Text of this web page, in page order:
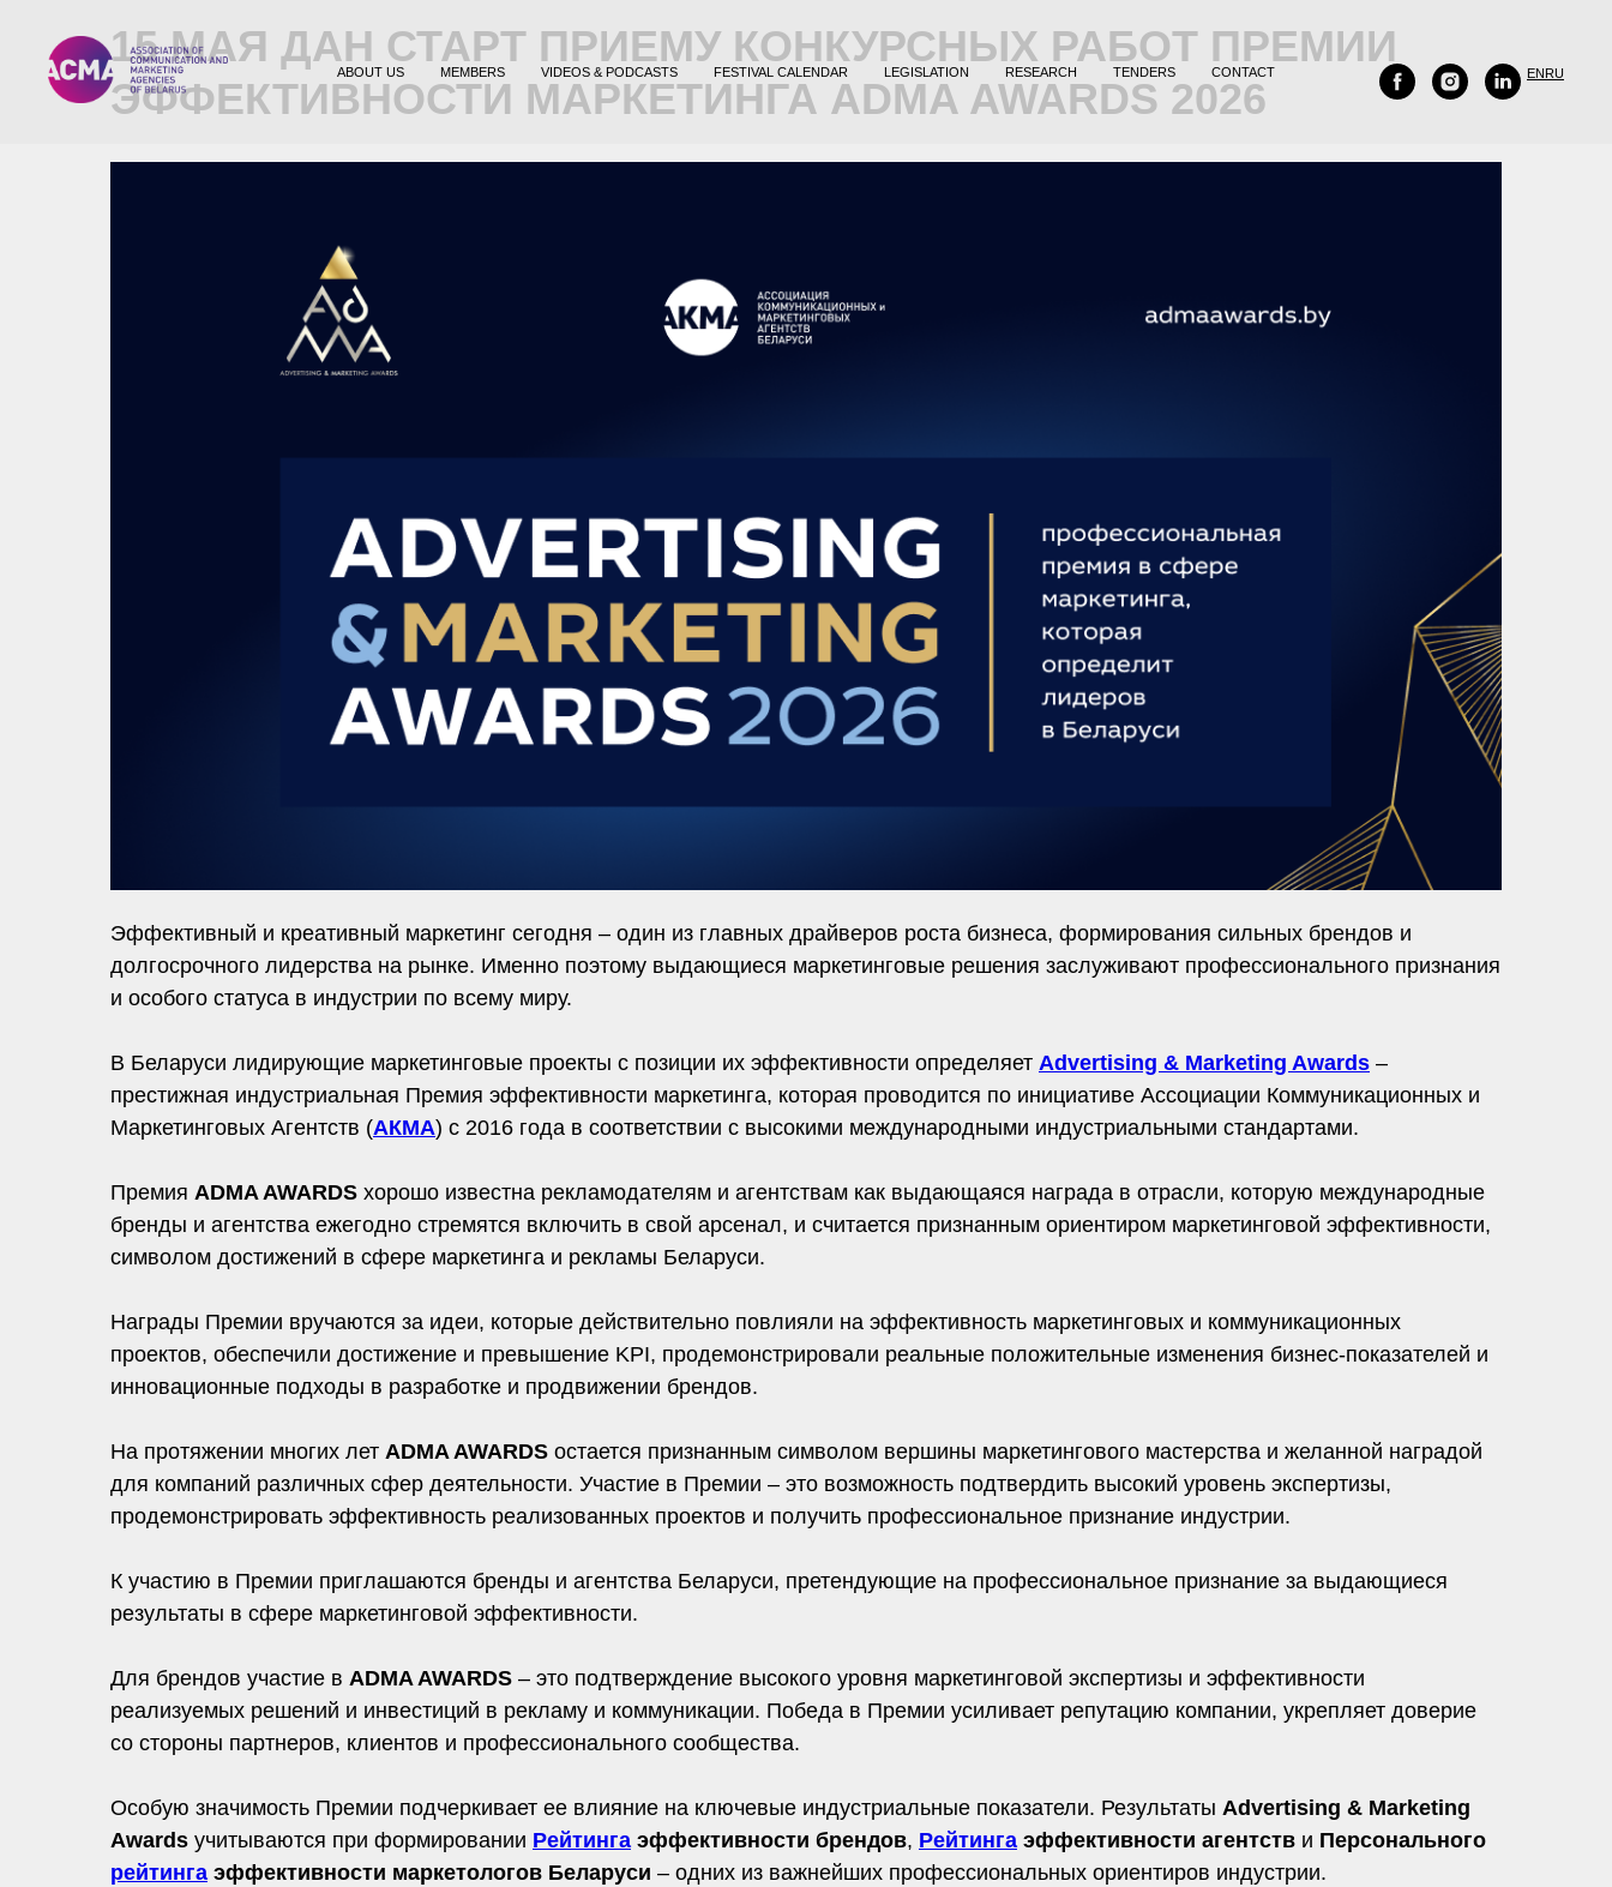
ABOUT US MEMBERS VIDEOS & PODCASTS FESTIVAL CALENDAR LEGISLATION RESEARCH TENDERS CONTACT ENRU
15 МАЯ ДАН СТАРТ ПРИЕМУ КОНКУРСНЫХ РАБОТ ПРЕМИИ
ЭФФЕКТИВНОСТИ МАРКЕТИНГА ADMA AWARDS 2026
Эффективный и креативный маркетинг сегодня – один из главных драйверов роста бизнеса, формирования сильных брендов и
долгосрочного лидерства на рынке. Именно поэтому выдающиеся маркетинговые решения заслуживают профессионального признания
и особого статуса в индустрии по всему миру.
В Беларуси лидирующие маркетинговые проекты с позиции их эффективности определяет Advertising & Marketing Awards –
престижная индустриальная Премия эффективности маркетинга, которая проводится по инициативе Ассоциации Коммуникационных и
Маркетинговых Агентств (АКМА) с 2016 года в соответствии с высокими международными индустриальными стандартами.
Премия ADMA AWARDS хорошо известна рекламодателям и агентствам как выдающаяся награда в отрасли, которую международные
бренды и агентства ежегодно стремятся включить в свой арсенал, и считается признанным ориентиром маркетинговой эффективности,
символом достижений в сфере маркетинга и рекламы Беларуси.
Награды Премии вручаются за идеи, которые действительно повлияли на эффективность маркетинговых и коммуникационных
проектов, обеспечили достижение и превышение KPI, продемонстрировали реальные положительные изменения бизнес-показателей и
инновационные подходы в разработке и продвижении брендов.
На протяжении многих лет ADMA AWARDS остается признанным символом вершины маркетингового мастерства и желанной наградой
для компаний различных сфер деятельности. Участие в Премии – это возможность подтвердить высокий уровень экспертизы,
продемонстрировать эффективность реализованных проектов и получить профессиональное признание индустрии.
К участию в Премии приглашаются бренды и агентства Беларуси, претендующие на профессиональное признание за выдающиеся
результаты в сфере маркетинговой эффективности.
Для брендов участие в ADMA AWARDS – это подтверждение высокого уровня маркетинговой экспертизы и эффективности
реализуемых решений и инвестиций в рекламу и коммуникации. Победа в Премии усиливает репутацию компании, укрепляет доверие
со стороны партнеров, клиентов и профессионального сообщества.
Особую значимость Премии подчеркивает ее влияние на ключевые индустриальные показатели. Результаты Advertising & Marketing
Awards учитываются при формировании Рейтинга эффективности брендов, Рейтинга эффективности агентств и Персонального
рейтинга эффективности маркетологов Беларуси – одних из важнейших профессиональных ориентиров индустрии.